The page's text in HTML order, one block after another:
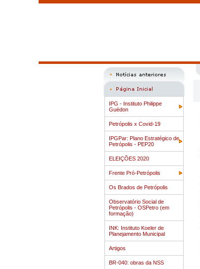
IPG - Instituto Philippe
Guédon
Petrópolis x Covid-19
IPGPar: Plano Estratégico de
Petrópolis - PEP20
ELEIÇÕES 2020
Frente Pró-Petrópolis
Os Brados de Petrópolis
Observatório Social de
Petrópolis - OSPetro (em
formação)
INK: Instituto Koeler de
Planejamento Municipal
Artigos
BR-040: obras da NSS